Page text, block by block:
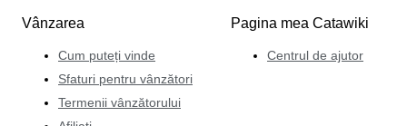
Vânzarea
Cum puteți vinde
Sfaturi pentru vânzători
Termenii vânzătorului
Pagina mea Catawiki
Centrul de ajutor